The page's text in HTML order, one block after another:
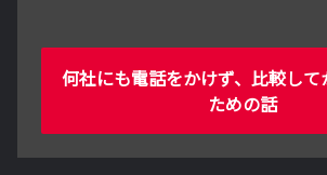
何社にも電話をかけず、比較し
ための話